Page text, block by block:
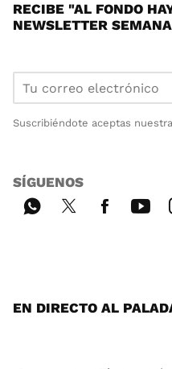
RECIBE "AL FONDO
NEWSLETTER
Suscribiéndote aceptas nuestra
SÍGUENOS
EN DIRECTO AL